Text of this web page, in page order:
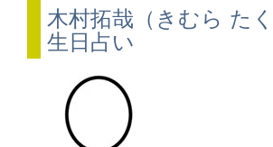
木村拓哉（きむら た
生日占い